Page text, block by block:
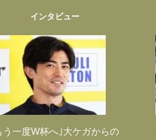
インタビュー
う一度W杯へ｣大ケガからの